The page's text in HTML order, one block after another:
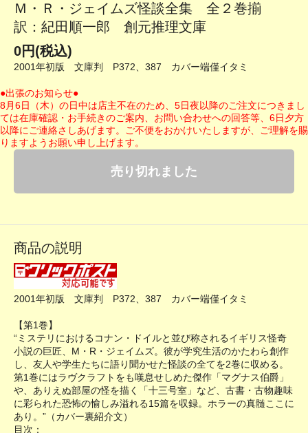
Ｍ・Ｒ・ジェイムズ怪談全集 全２巻揃
訳：紀田順一郎 創元推理文庫
0円(税込)
2001年初版 文庫判 P372、387 カバー端僅イタミ
●出張のお知らせ●
8月6日（木）の日中は店主不在のため、5日夜以降のご注文につきまし
ては在庫確認・お手続きのご案内、お問い合わせへの回答等、6日夕方
以降にご連絡さしあげます。ご不便をおかけいたしますが、ご理解を賜
りますようお願い申し上げます。
売り切れました
商品の説明
2001年初版 文庫判 P372、387 カバー端僅イタミ
【第1巻】
“ミステリにおけるコナン・ドイルと並び称されるイギリス怪奇
小説の巨匠、M・R・ジェイムズ。彼が学究生活のかたわら創作
し、友人や学生たちに語り聞かせた怪談の全てを2巻に収める。
第1巻にはラヴクラフトをも嘆息せしめた傑作「マグナス伯爵」
や、ありえぬ部屋の怪を描く「十三号室」など、古書・古物趣味
に彩られた恐怖の愉しみ溢れる15篇を収録。ホラーの真髄ここに
あり。”（カバー裏紹介文）
目次：